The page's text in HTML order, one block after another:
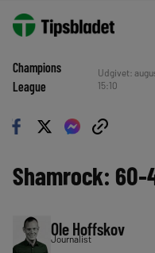
Champions
League
Udgivet:
15:10
Shamrock: 60-
Ole Hoffskov
Journalist